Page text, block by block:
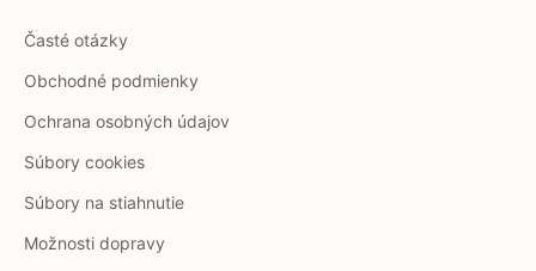
Časté otázky
Obchodné podmienky
Ochrana osobných údajov
Súbory cookies
Súbory na stiahnutie
Možnosti dopravy